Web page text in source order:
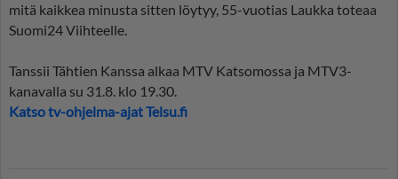
mitä kaikkea minusta sitten löytyy, 55-vuotias Laukka toteaa
Suomi24 Viihteelle.
Tanssii Tähtien Kanssa alkaa MTV Katsomossa ja MTV3-
kanavalla su 31.8. klo 19.30.
Katso tv-ohjelma-ajat Telsu.fi